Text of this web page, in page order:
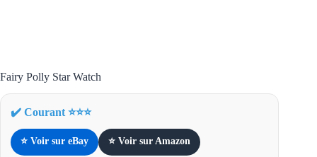
Fairy Polly Star Watch
✔️ Courant ⭐⭐⭐
⭐ Voir sur eBay ⭐ Voir sur Amazon